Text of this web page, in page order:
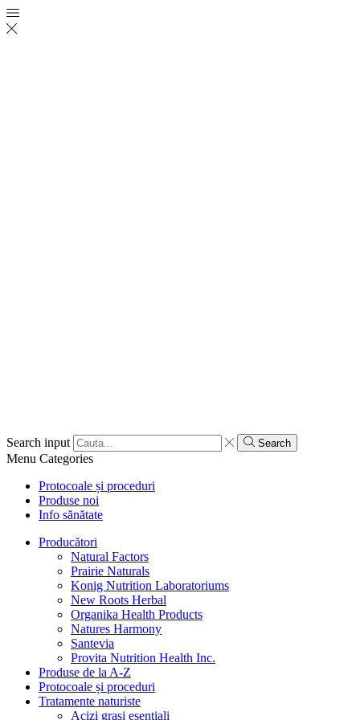
Search input Search
Menu Categories
Protocoale și proceduri
Produse noi
Info sănătate
Producători
Natural Factors
Prairie Naturals
Konig Nutrition Laboratoriums
New Roots Herbal
Organika Health Products
Natures Harmony
Santevia
Provita Nutrition Health Inc.
Produse de la A-Z
Protocoale și proceduri
Tratamente naturiste
Acizi grași esențiali